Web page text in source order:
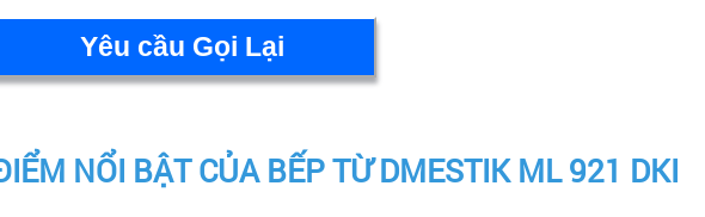
NỔI BẬT CỦA BẾP TỪ DMESTIK ML 921 DKI